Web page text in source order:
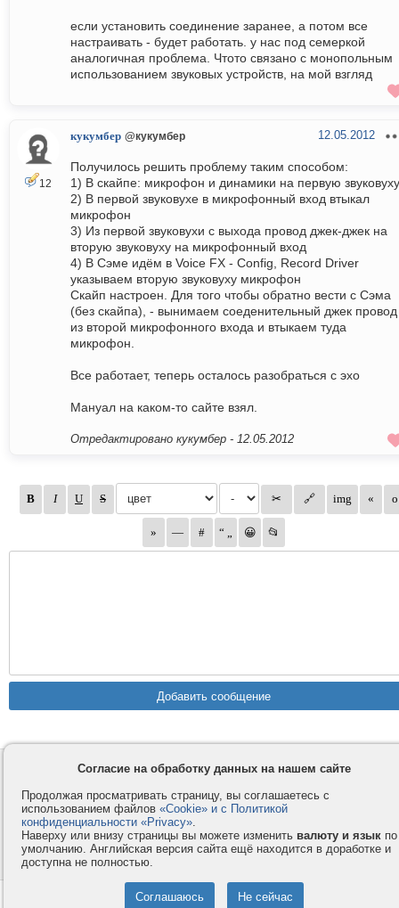
если установить соединение заранее, а потом все
настраивать - будет работать. у нас под семеркой
аналогичная проблема. Чтото связано с монопольным
использованием звуковых устройств, на мой взгляд
12
кукумбер @кукумбер 12.05.2012
Получилось решить проблему таким способом:
1) В скайпе: микрофон и динамики на первую звуковуху
2) В первой звуковухе в микрофонный вход втыкал
микрофон
3) Из первой звуковухи с выхода провод джек-джек на
вторую звуковуху на микрофонный вход
4) В Сэме идём в Voice FX - Config, Record Driver
указываем вторую звуковуху микрофон
Скайп настроен. Для того чтобы обратно вести с Сэма
(без скайпа), - вынимаем соеденительный джек провод
из второй микрофонного входа и втыкаем туда
микрофон.
Все работает, теперь осталось разобраться с эхо
Мануал на каком-то сайте взял.
Отредактировано кукумбер - 12.05.2012
Контакты
Privacy и Cookie
Услуги
Как оплатить
Помощь
Форумы
© 2008-2026 VMESTE.EU - Все права защищены.
Согласие на обработку данных на нашем сайте
Продолжая просматривать страницу, вы соглашаетесь с
использованием файлов «Cookie» и с Политикой
конфиденциальности «Privacy».
Наверху или внизу страницы вы можете изменить валюту и язык по
умолчанию. Английская версия сайта ещё находится в доработке и
доступна не полностью.